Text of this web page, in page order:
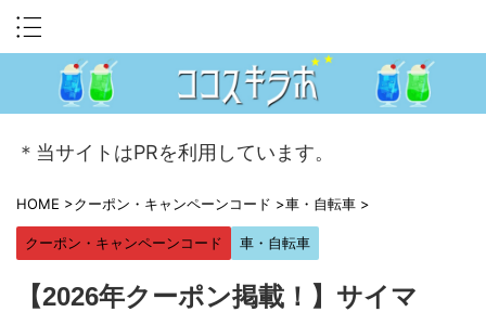
＊当サイトはPRを利用しています。
HOME >クーポン・キャンペーンコード >車・自転車 >
クーポン・キャンペーンコード 車・自転車
【2026年クーポン掲載！】サイマ